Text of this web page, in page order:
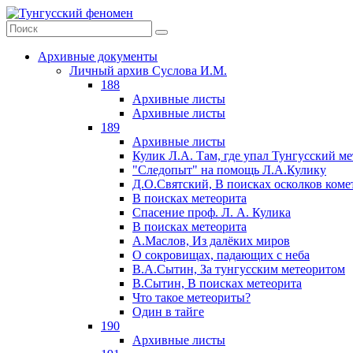
Архивные документы
Личный архив Суслова И.М.
188
Архивные листы
Архивные листы
189
Архивные листы
Кулик Л.А. Там, где упал Тунгусский
"Следопыт" на помощь Л.А.Кулику
Д.О.Святский, В поисках осколков
В поисках метеорита
Спасение проф. Л. А. Кулика
В поисках метеорита
А.Маслов, Из далёких миров
О сокровищах, падающих с неба
В.А.Сытин, За тунгусским метеоритом
В.Сытин, В поисках метеорита
Что такое метеориты?
Один в тайге
190
Архивные листы